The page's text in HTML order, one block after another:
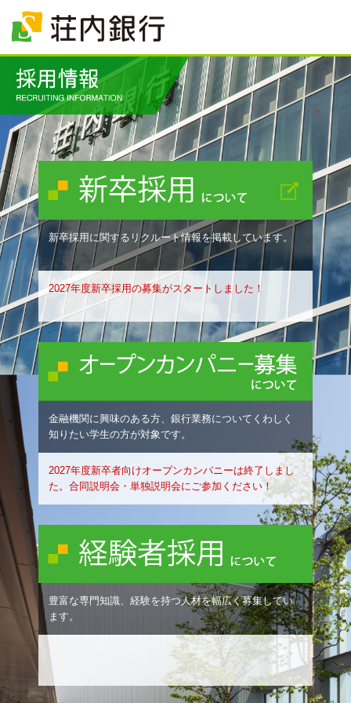
新卒採用に関するリクルート情報を掲載しています。
2027年度新卒採用の募集がスタートしました！
金融機関に興味のある方、銀行業務についてくわしく
知りたい学生の方が対象です。
2027年度新卒者向けオープンカンパニーは終了しまし
た。合同説明会・単独説明会にご参加ください！
豊富な専門知識、経験を持つ人材を幅広く募集してい
ます。